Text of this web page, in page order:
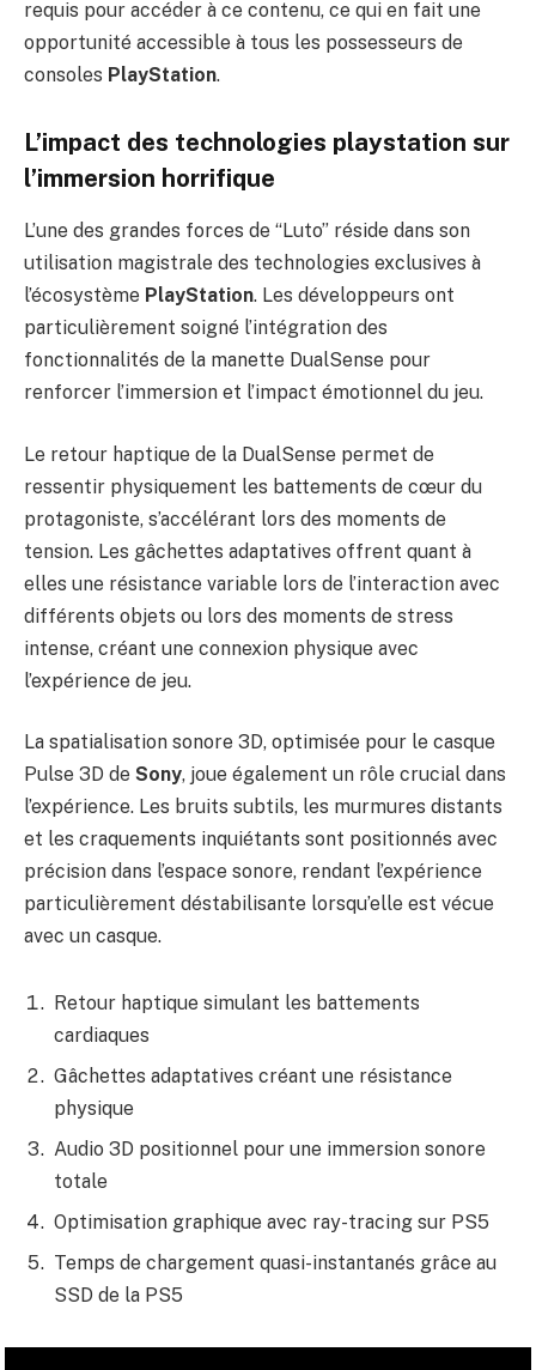
requis pour accéder à ce contenu, ce qui en fait une
opportunité accessible à tous les possesseurs de
consoles PlayStation.
L’impact des technologies playstation sur
l’immersion horrifique
L’une des grandes forces de “Luto” réside dans son
utilisation magistrale des technologies exclusives à
l’écosystème PlayStation. Les développeurs ont
particulièrement soigné l’intégration des
fonctionnalités de la manette DualSense pour
renforcer l’immersion et l’impact émotionnel du jeu.
Le retour haptique de la DualSense permet de
ressentir physiquement les battements de cœur du
protagoniste, s’accélérant lors des moments de
tension. Les gâchettes adaptatives offrent quant à
elles une résistance variable lors de l’interaction avec
différents objets ou lors des moments de stress
intense, créant une connexion physique avec
l’expérience de jeu.
La spatialisation sonore 3D, optimisée pour le casque
Pulse 3D de Sony, joue également un rôle crucial dans
l’expérience. Les bruits subtils, les murmures distants
et les craquements inquiétants sont positionnés avec
précision dans l’espace sonore, rendant l’expérience
particulièrement déstabilisante lorsqu’elle est vécue
avec un casque.
Retour haptique simulant les battements
cardiaques
Gâchettes adaptatives créant une résistance
physique
Audio 3D positionnel pour une immersion sonore
totale
Optimisation graphique avec ray-tracing sur PS5
Temps de chargement quasi-instantanés grâce au
SSD de la PS5